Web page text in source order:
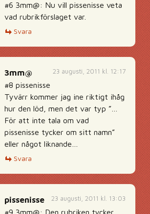
#6 3mm@: Nu vill pissenisse veta
vad rubrikförslaget var.
Svara
23 augusti, 2011 kl. 12:17
3mm@
#8 pissenisse
Tyvärr kommer jag ine riktigt ihåg
hur den löd, men det var typ ”…
För att inte tala om vad
pissenisse tycker om sitt namn”
eller något liknande…
Svara
23 augusti, 2011 kl. 13:03
pissenisse
#9 3mm@: Den rubriken tycker